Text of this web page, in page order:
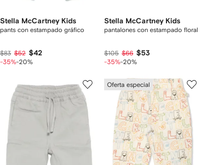
Stella McCartney Kids
pants con estampado gráfico
$83 $52 $42
-35%-20%
Stella McCartney Kids
pantalones con estampado floral
$105 $66 $53
-35%-20%
Oferta especial